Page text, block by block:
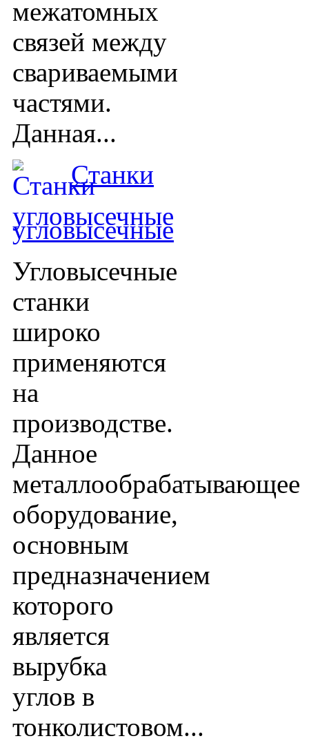
межатомных
связей между
свариваемыми
частями.
Данная...
Станки
угловысечные
Угловысечные
станки
широко
применяются
на
производстве.
Данное
металлообрабатывающее
оборудование,
основным
предназначением
которого
является
вырубка
углов в
тонколистовом...